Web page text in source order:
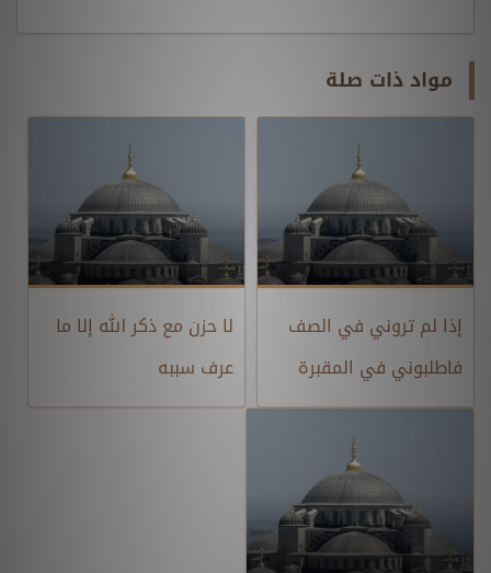
مواد ذات صلة
إذا لم تروني في الصف
فاطلبوني في المقبرة
لا حزن مع ذكر الله إلا ما
عرف سببه